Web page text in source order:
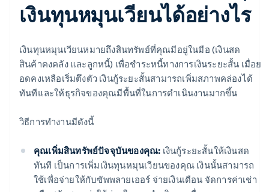
เงินทุนหมุนเวียนได้อย่างไร
เงินทุนหมุนเวียนหมายถึงสินทรัพย์ที่คุณมีอยู่ในมือ (เงินสด
สินค้าคงคลัง และลูกหนี้) เพื่อชำระหนี้ทางการเงินระยะสั้น เมื่อย
อดคงเหลือเริ่มตึงตัว เงินกู้ระยะสั้นสามารถเพิ่มสภาพคล่องได้
ทันทีและให้ธุรกิจของคุณมีพื้นที่ในการดำเนินงานมากขึ้น
วิธีการทำงานมีดังนี้
คุณเพิ่มสินทรัพย์ปัจจุบันของคุณ: เงินกู้ระยะสั้นให้เงินสด
ทันที เป็นการเพิ่มเงินทุนหมุนเวียนของคุณ เงินนั้นสามารถ
ใช้เพื่อจ่ายให้กับซัพพลายเออร์ จ่ายเงินเดือน จัดการค่าเช่า